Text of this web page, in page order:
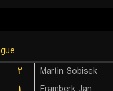
۲ Martin Sobisek